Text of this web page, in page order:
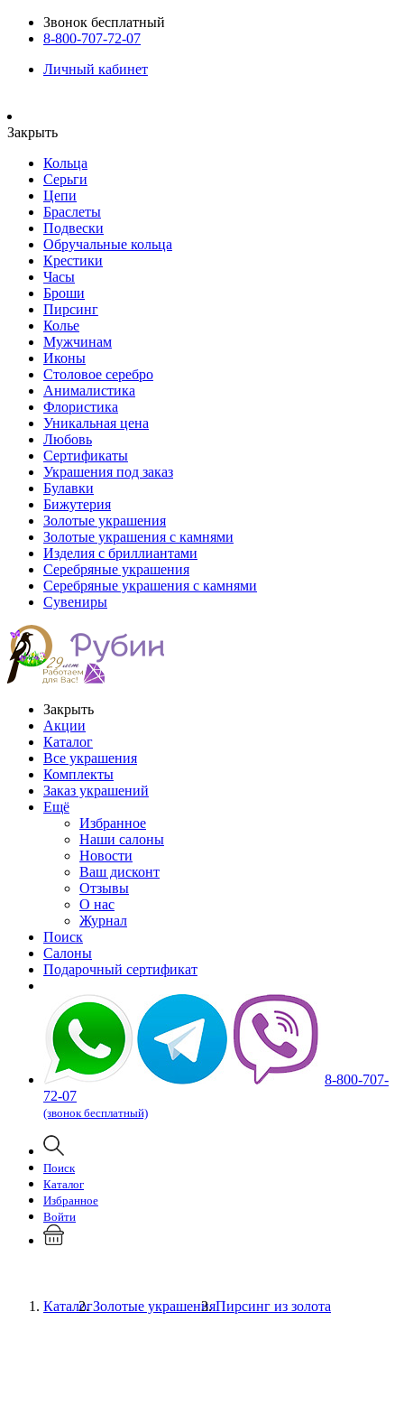
Звонок бесплатный
8-800-707-72-07
Личный кабинет
Закрыть
Кольца
Серьги
Цепи
Браслеты
Подвески
Обручальные кольца
Крестики
Часы
Броши
Пирсинг
Колье
Мужчинам
Иконы
Столовое серебро
Анималистика
Флористика
Уникальная цена
Любовь
Сертификаты
Украшения под заказ
Булавки
Бижутерия
Золотые украшения
Золотые украшения с камнями
Изделия с бриллиантами
Серебряные украшения
Серебряные украшения с камнями
Сувениры
Закрыть
Акции
Каталог
Все украшения
Комплекты
Заказ украшений
Ещё
Избранное
Наши салоны
Новости
Ваш дисконт
Отзывы
О нас
Журнал
Поиск
Салоны
Подарочный сертификат
8-800-707-
72-07
(звонок бесплатный)
Поиск
Каталог
Избранное
Войти
КаталогЗолотые украшенияПирсинг из золота